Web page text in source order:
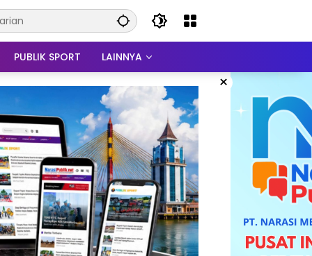
PUBLIK SPORT LAINNYA
×